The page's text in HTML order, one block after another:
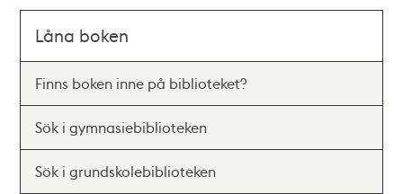
Låna boken
Finns boken inne på biblioteket?
Sök i gymnasiebiblioteken
Sök i grundskolebiblioteken